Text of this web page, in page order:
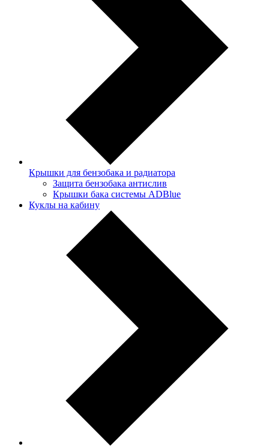
Крышки для бензобака и радиатора
Защита бензобака антислив
Крышки бака системы ADBlue
Куклы на кабину